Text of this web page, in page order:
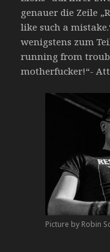
genauer die Zeile
like such a
wenigstens zum
running from
motherfucker!“-
Picture by Robin